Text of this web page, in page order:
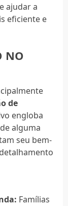
ajudar a
eficiente e
NO
de
engloba
alguma
seu bem-
Famílias